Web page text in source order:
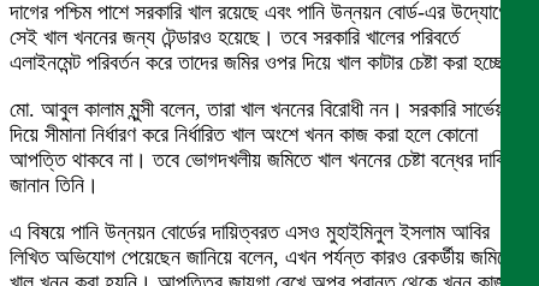
দাগের পশ্চিম পাশে সরকারি খাল রয়েছে এবং পানি উন্নয়ন বোর্ড-এর উদ্যোগে
সেই খাল খননের জন্য টেন্ডারও হয়েছে। তবে সরকারি খালের পরিবর্তে
এলাইনমেন্ট পরিবর্তন করে তাদের জমির ওপর দিয়ে খাল কাটার চেষ্টা করা হচ্ছে।
মো. আবুল কালাম মুন্সী বলেন, তারা খাল খননের বিরোধী নন। সরকারি সার্ভেয়ার
দিয়ে সীমানা নির্ধারণ করে নির্ধারিত খাল অংশে খনন কাজ করা হলে কোনো
আপত্তি থাকবে না। তবে ভোগদখলীয় জমিতে খাল খননের চেষ্টা বন্ধের দাবি
জানান তিনি।
এ বিষয়ে পানি উন্নয়ন বোর্ডের দায়িত্বরত এসও মুহাইমিনুল ইসলাম আবির
লিখিত অভিযোগ পেয়েছেন জানিয়ে বলেন, এখন পর্যন্ত কারও রেকর্ডীয় জমিতে